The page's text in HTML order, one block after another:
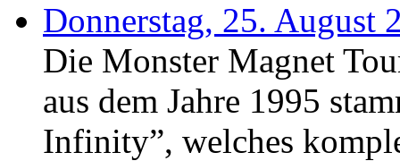
Donnerstag, 25. August
Die Monster Magnet
aus dem Jahre 1995
Infinity”, welches